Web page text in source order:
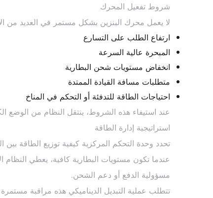
شروط تفعيل المحرك
لا يعمل محرك البنزين بشكل مستمر في العديد من
ارتفاع الطلب على التسارع
المبحرة عالية السرعة
انخفاض مستويات شحن البطارية
متطلبات مسافة القيادة الممتدة
احتياجات الطاقة للتدفئة أو التحكم في المناخ
عند استيفاء هذه الشروط، ينتقل النظام من الوضع
استراتيجية إدارة الطاقة
تحدد وحدة التحكم المركزية كيفية توزيع الطاقة
عندما تكون مستويات البطارية كافية، يعطي النظام
مسؤولية الدفع أو دعم الشحن.
تتطلب عملية التبديل الديناميكي هذه مراقبة